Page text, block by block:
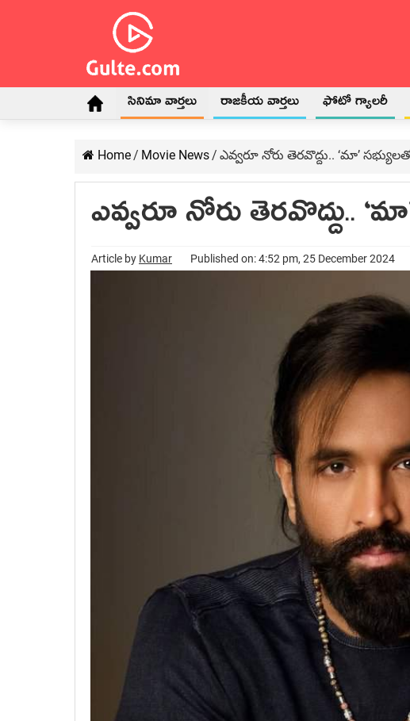
సినిమా వార్తలు రాజకీయ వార్తలు ఫోటో గ్యాలరీ
Home/ Movie News/ ఎవ్వరూ నోరు తెరవొద్దు.. ‘మా’ సభ్యులతో
ఎవ్వరూ నోరు తెరవొద్దు..
Article by Kumar Published on: 4:52 pm, 25 December 2024